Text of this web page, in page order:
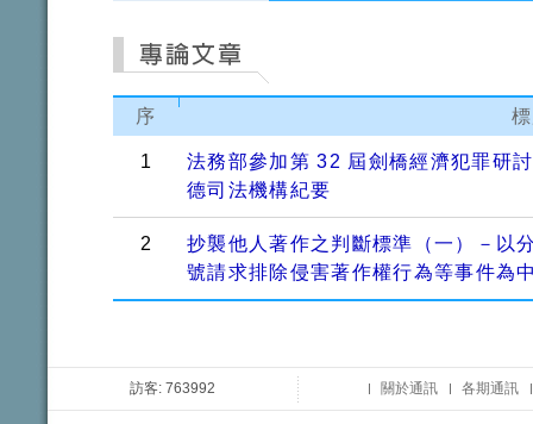
序
1
法務部參加第 32 屆劍橋經濟犯罪研
德司法機構紀要
2
抄襲他人著作之判斷標準（一）－以
號請求排除侵害著作權行為等事件為
訪客: 763992 關於通訊 各期通訊